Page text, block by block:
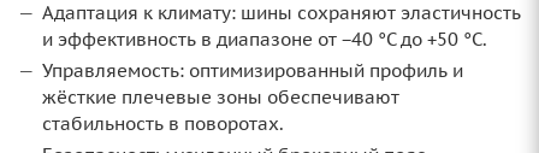
Адаптация к климату: шины сохраняют эластичность
и эффективность в диапазоне от −40 °C до +50 °C.
Управляемость: оптимизированный профиль и
жёсткие плечевые зоны обеспечивают
стабильность в поворотах.